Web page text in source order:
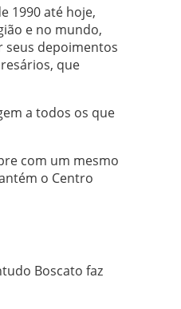
1990 até hoje,
e no mundo,
seus depoimentos
que
a todos os que
com um mesmo
o Centro
Boscato faz